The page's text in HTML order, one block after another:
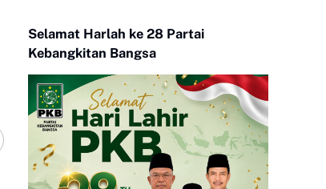
Selamat Harlah ke 28 Partai
Kebangkitan Bangsa